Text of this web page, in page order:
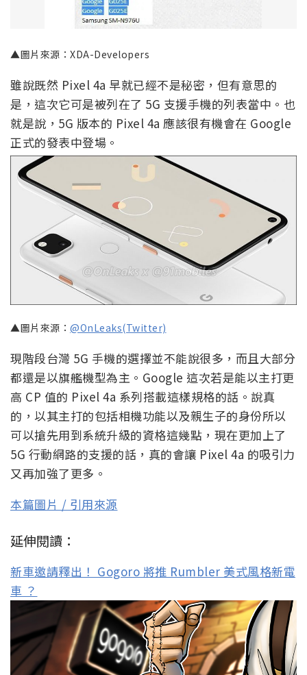
▲圖片來源：XDA-Developers
雖說既然 Pixel 4a 早就已經不是秘密，但有意思的
是，這次它可是被列在了 5G 支援手機的列表當中。也
就是說，5G 版本的 Pixel 4a 應該很有機會在 Google
正式的發表中登場。
▲圖片來源： @OnLeaks(Twitter)
現階段台灣 5G 手機的選擇並不能說很多，而且大部分
都還是以旗艦機型為主。Google 這次若是能以主打更
高 CP 值的 Pixel 4a 系列搭載這樣規格的話。說真
的，以其主打的包括相機功能以及親生子的身份所以
可以搶先用到系統升級的資格這幾點，現在更加上了
5G 行動網路的支援的話，真的會讓 Pixel 4a 的吸引力
又再加強了更多。
本篇圖片 / 引用來源
延伸閱讀：
新車邀請釋出！ Gogoro 將推 Rumbler 美式風格新電
車 ？